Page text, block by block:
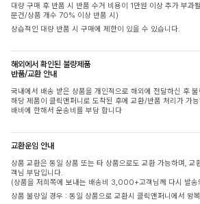
대량 구매 후 반품 시 반품 수거 비용이 1만원 이상 추가 부
문건/상품 개수 70% 이상 반품 시)
상습적인 대량 반품 시 구매에 제한이 있을 수 있습니다.
해외에서 확인된 불량제품
반품/교환 안내
국내에서 배송 받은 상품을 개인적으로 해외에 전달하신 후 불
해당 제품이 클릭앤퍼니로 도착된 후에 교환/반품 처리가 가
배비에 한해서 운송비를 부담 합니다
교환운임 안내
상품 교환은 동일 상품 또는 타 상품으로도 교환 가능하며,
객님 부담입니다.
(상품을 저희쪽에 보내는 배송비 3,000+고객님께 다시 발
상품 불량일 경우 : 동일 상품으로 교환시 클릭앤퍼니에서 왕